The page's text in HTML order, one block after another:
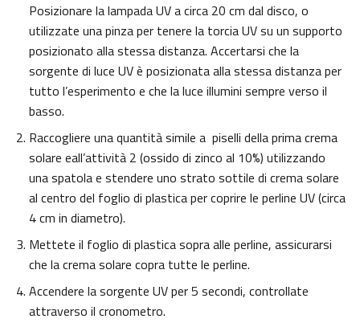
Posizionare la lampada UV a circa 20 cm dal disco, o
utilizzate una pinza per tenere la torcia UV su un supporto
posizionato alla stessa distanza. Accertarsi che la
sorgente di luce UV è posizionata alla stessa distanza per
tutto l’esperimento e che la luce illumini sempre verso il
basso.
Raccogliere una quantità simile a piselli della prima crema
solare eall’attività 2 (ossido di zinco al 10%) utilizzando
una spatola e stendere uno strato sottile di crema solare
al centro del foglio di plastica per coprire le perline UV (circa
4 cm in diametro).
Mettete il foglio di plastica sopra alle perline, assicurarsi
che la crema solare copra tutte le perline.
Accendere la sorgente UV per 5 secondi, controllate
attraverso il cronometro.